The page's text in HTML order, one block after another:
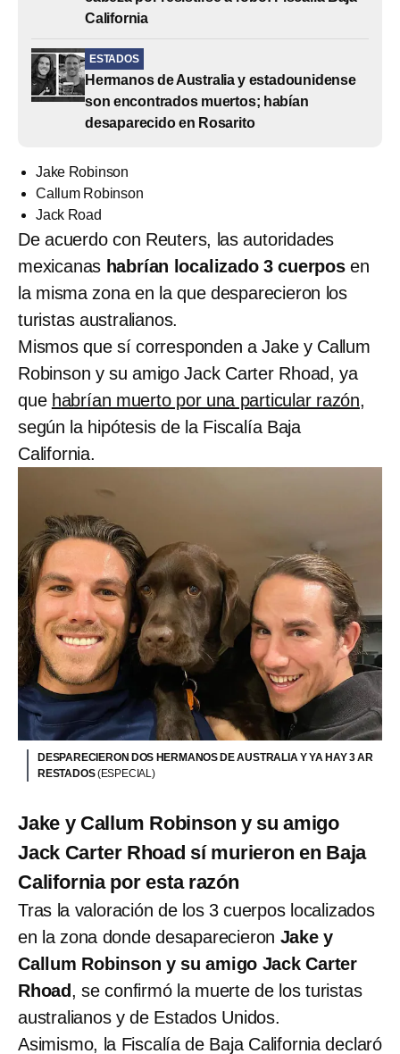
California
ESTADOS
Hermanos de Australia y estadounidense
son encontrados muertos; habían
desaparecido en Rosarito
Jake Robinson
Callum Robinson
Jack Road
De acuerdo con Reuters, las autoridades
mexicanas habrían localizado 3 cuerposen
la misma zona en la que desparecieron los
turistas australianos.
Mismos que sí corresponden a Jake y Callum
Robinson y su amigo Jack Carter Rhoad, ya
que habrían muerto por una particular razón,
según la hipótesis de la Fiscalía Baja
California.
DESPARECIERON DOS HERMANOS DE AUSTRALIA Y YA HAY 3 AR
RESTADOS(ESPECIAL)
Jake y Callum Robinson y su amigo
Jack Carter Rhoad sí murieron en Baja
California por esta razón
Tras la valoración de los 3 cuerpos localizados
en la zona donde desaparecieron Jake y
Callum Robinson y su amigo Jack Carter
Rhoad , se confirmó la muerte de los turistas
australianos y de Estados Unidos.
Asimismo, la Fiscalía de Baja California declaró